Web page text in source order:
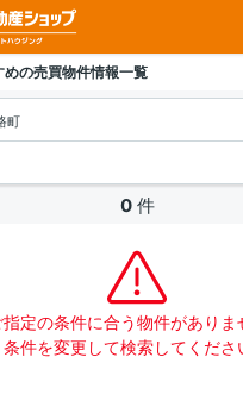
の売買物件情報一覧
町
0 件
指定の条件に合う物件がありま
条件を変更して検索してくださ